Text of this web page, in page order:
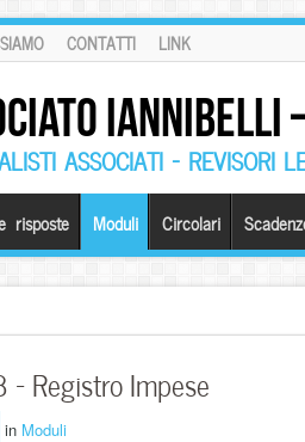
CONTATTI LINK
ASSOCIATI – REVISORI
risposte Moduli Circolari
– Registro Impese
in Moduli